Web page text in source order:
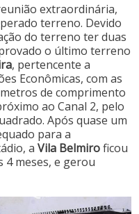
extraordinária,
terreno. Devido
do terreno ter duas
o último terreno
, pertencente a
Econômicas, com as
de comprimento
ao Canal 2, pelo
Após quase um
para a
a Vila Belmiroficou
meses, e gerou